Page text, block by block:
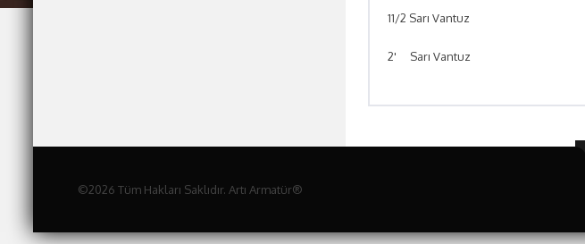
11/2 Sarı Vantuz
2' Sarı Vantuz
©2026 Tüm Hakları Saklıdır. Artı Armatür®